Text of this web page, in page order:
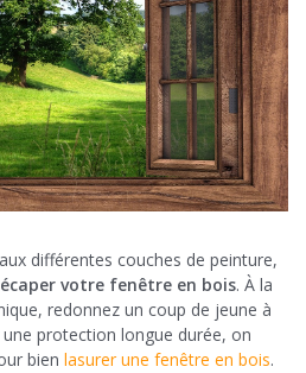
différentes couches de peinture,
votre fenêtre en bois. À la
redonnez un coup de jeune à
protection longue durée, on
bien lasurer une fenêtre en bois.